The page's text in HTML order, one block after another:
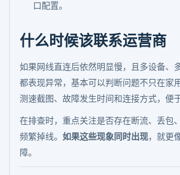
口配置。
什么时候该联系运营商
如果网线直连后依然明显慢，且多设备、
都表现异常，基本可以判断问题不只在家
测速截图、故障发生时间和连接方式，便
在排查时，重点关注是否存在断流、丢包
频繁掉线。 如果这些现象同时出现，就更
障。